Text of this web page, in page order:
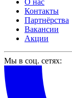
Контакты
Партнёрства
Вакансии
Акции
Мы в соц. сетях: